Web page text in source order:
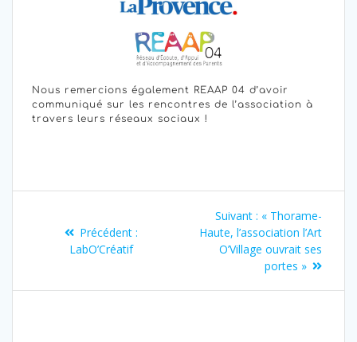
Nous remercions également REAAP 04 d’avoir
communiqué sur les rencontres de l’association à
travers leurs réseaux sociaux !
Précédent :
LabO’Créatif
Suivant : « Thorame-
Haute, l’association l’Art
O’Village ouvrait ses
portes »